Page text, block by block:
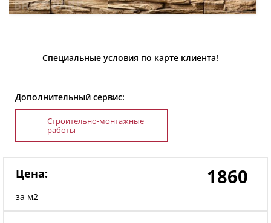
Специальные условия по карте клиента!
Дополнительный сервис:
Строительно-монтажные
работы
Цена:
за м2
1860